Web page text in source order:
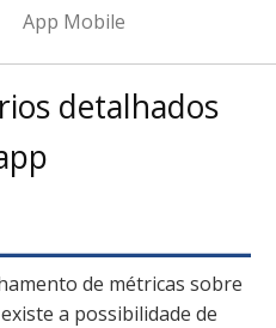
App Mobile
detalhados
de métricas sobre
a possibilidade de